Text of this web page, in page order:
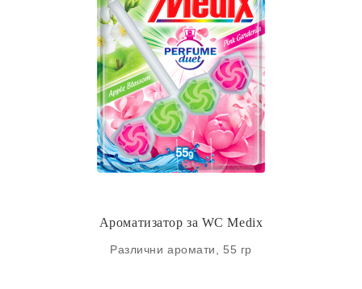
Ароматизатор за WC Medix
Различни аромати, 55 гр